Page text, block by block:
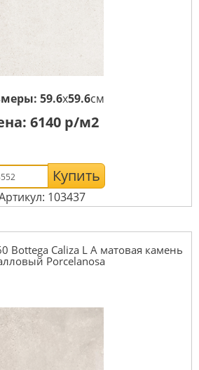
59.6x59.6см
6140 р/м2
Купить
103437
Bottega Caliza L A матовая камень
Porcelanosa